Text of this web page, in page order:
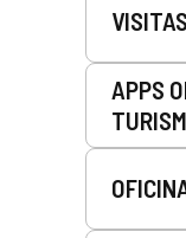
APPS